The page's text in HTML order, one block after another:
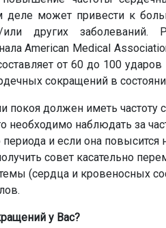
деле может привести к
других заболеваний.
American Medical
от 60 до 100
сокращений в
покоя должен иметь частоту
необходимо наблюдать за
и если она
совет касательно
(сердца и кровеносных
у Вас?